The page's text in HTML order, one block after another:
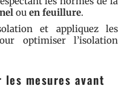
ou en feuillure.
et appliquez les
optimiser l’isolation
mesures avant